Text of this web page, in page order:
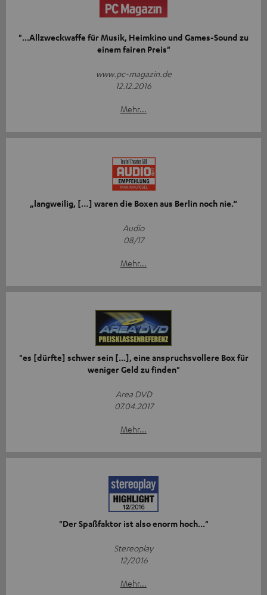
"...Allzweckwaffe für Musik, Heimkino und Games-Sound zu
einem fairen Preis"
www.pc-magazin.de
12.12.2016
Mehr...
„langweilig, […] waren die Boxen aus Berlin noch nie.“
Audio
08/17
Mehr...
"es [dürfte] schwer sein [...], eine anspruchsvollere Box für
weniger Geld zu finden"
Area DVD
07.04.2017
Mehr...
"Der Spaßfaktor ist also enorm hoch..."
Stereoplay
12/2016
Mehr...